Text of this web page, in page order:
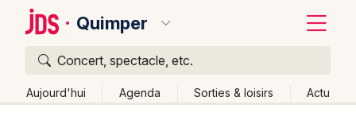
Quimper
Concert, spectacle, etc.
Aujourd'hui Agenda Sorties & loisirs Actu
Quoi ?